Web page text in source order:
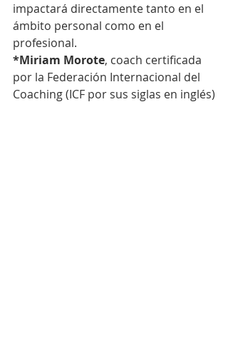
impactará directamente tanto en el
ámbito personal como en el
profesional.
*Miriam Morote, coach certificada
por la Federación Internacional del
Coaching (ICF por sus siglas en inglés)